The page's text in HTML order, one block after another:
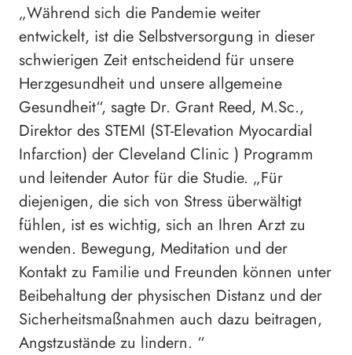
„Während sich die Pandemie weiter
entwickelt, ist die Selbstversorgung in dieser
schwierigen Zeit entscheidend für unsere
Herzgesundheit und unsere allgemeine
Gesundheit“, sagte Dr. Grant Reed, M.Sc.,
Direktor des STEMI (ST-Elevation Myocardial
Infarction) der Cleveland Clinic ) Programm
und leitender Autor für die Studie. „Für
diejenigen, die sich von Stress überwältigt
fühlen, ist es wichtig, sich an Ihren Arzt zu
wenden. Bewegung, Meditation und der
Kontakt zu Familie und Freunden können unter
Beibehaltung der physischen Distanz und der
Sicherheitsmaßnahmen auch dazu beitragen,
Angstzustände zu lindern. “